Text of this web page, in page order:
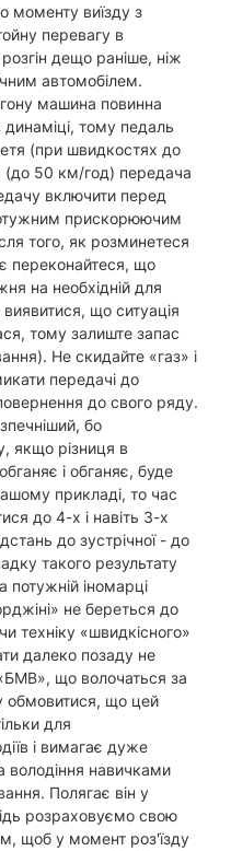
моменту виїзду з
перевагу в
дещо раніше, ніж
автомобілем.
машина повинна
динаміці, тому педаль
(при швидкостях до
(до 50 км/год) передача
включити перед
прискорюючим
того, як розминетеся
переконайтеся, що
на необхідній для
що ситуація
тому залиште запас
Не скидайте «газ» і
передачі до
до свого ряду.
бо
якщо різниця в
і обганяє, буде
прикладі, то час
до 4-х і навіть 3-х
до зустрічної - до
такого результату
потужній іномарці
не береться до
техніку «швидкісного»
далеко позаду не
що волочаться за
обмовитися, що цей
для
і вимагає дуже
володіння навичками
Полягає він у
розраховуємо свою
щоб у момент роз'їзду